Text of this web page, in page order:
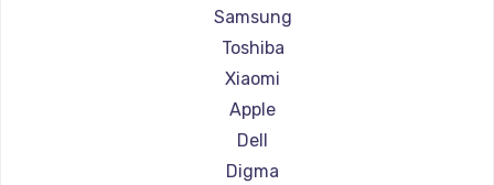
Ремонт ноутбуков LG
Ремонт ноутбуков Panasonic
Ремонт ноутбуков Irbis
Ремонт ноутбуков Thunderobot
Ремонт ноутбуков Hasee
Ремонт ноутбуков ZTE
Samsung
Toshiba
Xiaomi
Apple
Dell
Digma